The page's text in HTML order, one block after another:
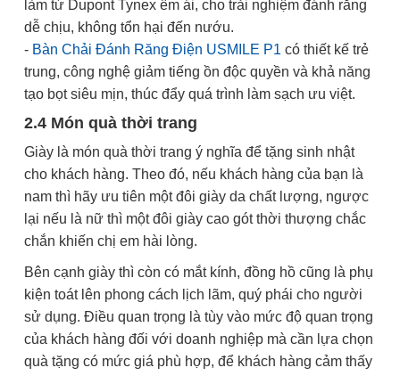
làm từ Dupont Tynex êm ái, cho trải nghiệm đánh răng
dễ chịu, không tổn hại đến nướu.
- Bàn Chải Đánh Răng Điện USMILE P1 có thiết kế trẻ
trung, công nghệ giảm tiếng ồn độc quyền và khả năng
tạo bọt siêu mịn, thúc đẩy quá trình làm sạch ưu việt.
2.4 Món quà thời trang
Giày là món quà thời trang ý nghĩa để tặng sinh nhật
cho khách hàng. Theo đó, nếu khách hàng của bạn là
nam thì hãy ưu tiên một đôi giày da chất lượng, ngược
lại nếu là nữ thì một đôi giày cao gót thời thượng chắc
chắn khiến chị em hài lòng.
Bên cạnh giày thì còn có mắt kính, đồng hồ cũng là phụ
kiện toát lên phong cách lịch lãm, quý phái cho người
sử dụng. Điều quan trọng là tùy vào mức độ quan trọng
của khách hàng đối với doanh nghiệp mà cần lựa chọn
quà tặng có mức giá phù hợp, để khách hàng cảm thấy